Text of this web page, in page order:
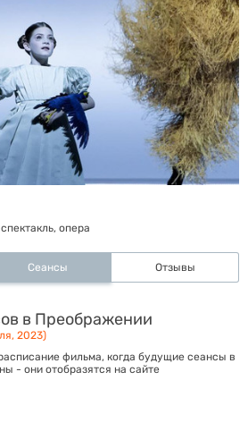
опера
Сеансы Отзывы
в Преображении
2023)
фильма, когда будущие сеансы в
- они отобразятся на сайте